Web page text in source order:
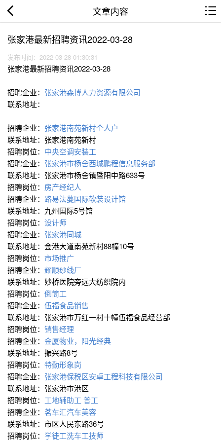
文章内容
张家港最新招聘资讯2022-03-28
发布时间：2022-03-28 01:30:31
张家港最新招聘资讯2022-03-28
招聘企业： 张家港森博人力资源有限公司
联系地址：
招聘企业： 张家港南苑新村个人户
联系地址：张家港南苑新村
招聘岗位： 中央空调安装工
招聘企业： 张家港市杨舍西城鹏程信息服务部
联系地址：张家港市杨舍镇暨阳中路633号
招聘岗位： 房产经纪人
招聘企业： 路易法蔓国际软装设计馆
联系地址：九州国际5号馆
招聘岗位： 设计师
招聘企业： 张家港同城
联系地址：金港大道南苑新村88幢10号
招聘岗位： 市场推广
招聘企业： 耀顺纱线厂
联系地址：妙桥医院旁远大纺织院内
招聘岗位： 倒筒工
招聘企业： 伍福食品销售
联系地址：张家港市万红一村十幢伍福食品经营部
招聘岗位： 销售经理
招聘企业： 金厦物业，阳光经典
联系地址：振兴路8号
招聘岗位： 特勤形象岗
招聘企业： 张家港保税区安卓工程科技有限公司
联系地址：张家港市港区
招聘岗位： 工地辅助工 普工
招聘企业： 茗车汇汽车美容
联系地址：市区人民东路36号
招聘岗位： 学徒工洗车工技师